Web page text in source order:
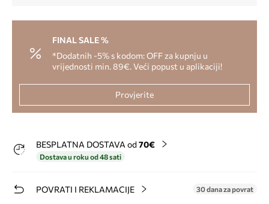
FINAL SALE %
*Dodatnih -5% s kodom: OFF za kupnju u
vrijednosti min. 89€. Veći popust u aplikaciji!
Provjerite
BESPLATNA DOSTAVA od 70€
Dostava u roku od 48 sati
POVRATI I REKLAMACIJE 30 dana za povrat